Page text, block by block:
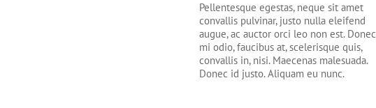
Pellentesque egestas, neque sit amet
convallis pulvinar, justo nulla eleifend
augue, ac auctor orci leo non est. Donec
mi odio, faucibus at, scelerisque quis,
convallis in, nisi. Maecenas malesuada.
Donec id justo. Aliquam eu nunc.